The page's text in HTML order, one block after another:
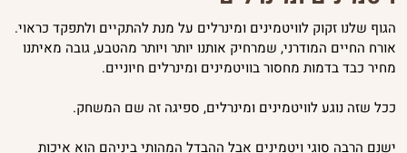
הסדרה
הליפוזומלית
מרפא
הגוף שלנו זקוק לוויטמינים ומינרלים על מנת להתקיים ולתפקד כראוי.
אורח החיים המודרני, שמרחיק אותנו יותר ויותר מהטבע, גובה מאיתנו
מחיר כבד בדמות מחסור בוויטמינים ומינרלים חיוניים.
ככל שזה נוגע לוויטמינים ומינרלים, ספיגה זה שם המשחק.
ישנם הרבה סוגי ויטמינים אבל ההבדל המהותי ביניהם הוא איכות